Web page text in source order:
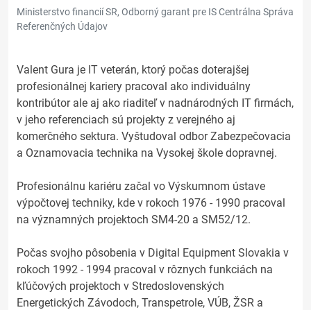
Ministerstvo financií SR, Odborný garant pre IS Centrálna Správa
Referenčných Údajov
Valent Gura je IT veterán, ktorý počas doterajšej
profesionálnej kariery pracoval ako individuálny
kontribútor ale aj ako riaditeľ v nadnárodných IT firmách,
v jeho referenciach sú projekty z verejného aj
komerčného sektura. Vyštudoval odbor Zabezpečovacia
a Oznamovacia technika na Vysokej škole dopravnej.
Profesionálnu kariéru začal vo Výskumnom ústave
výpočtovej techniky, kde v rokoch 1976 - 1990 pracoval
na významných projektoch SM4-20 a SM52/12.
Počas svojho pôsobenia v Digital Equipment Slovakia v
rokoch 1992 - 1994 pracoval v rôznych funkciách na
kľúčových projektoch v Stredoslovenských
Energetických Závodoch, Transpetrole, VÚB, ŽSR a